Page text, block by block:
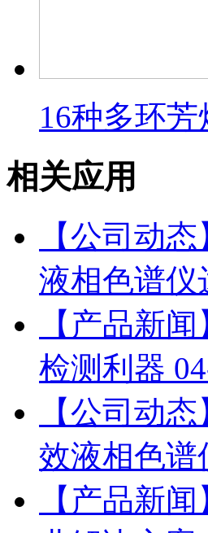
16种多环芳
相关应用
【公司动
液相色谱
【产品新
检测利器
【公司动
效液相色
【产品新